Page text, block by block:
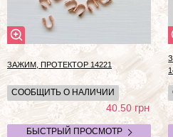
ЗАЖИМ, ПРОТЕКТОР 14221
СООБЩИТЬ О НАЛИЧИИ
40.50грн
БЫСТРЫЙ ПРОСМОТР